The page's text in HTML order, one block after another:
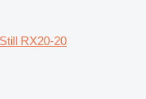
RX20-20